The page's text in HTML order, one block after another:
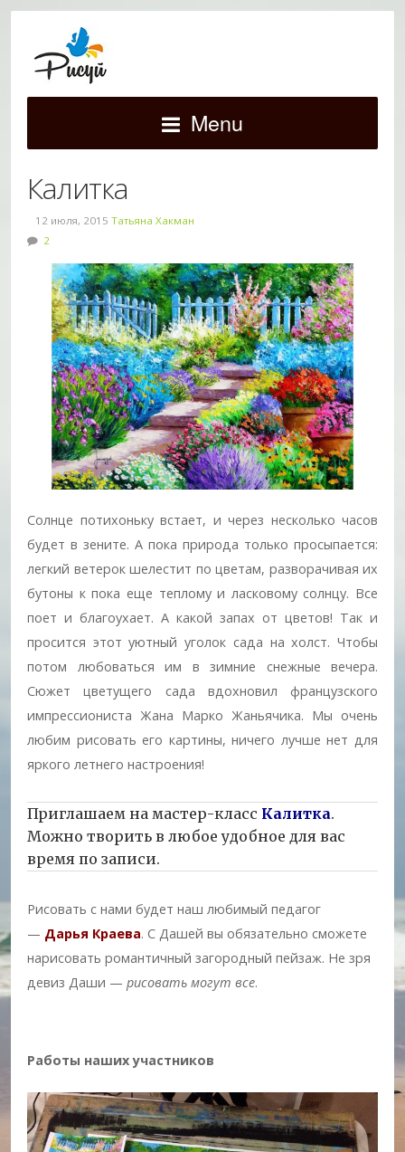
Menu
Калитка
12 июля, 2015 Татьяна Хакман
2
Солнце потихоньку встает, и через несколько часов
будет в зените. А пока природа только просыпается:
легкий ветерок шелестит по цветам, разворачивая их
бутоны к пока еще теплому и ласковому солнцу. Все
поет и благоухает. А какой запах от цветов! Так и
просится этот уютный уголок сада на холст. Чтобы
потом любоваться им в зимние снежные вечера.
Сюжет цветущего сада вдохновил французского
импрессиониста Жана Марко Жаньячика. Мы очень
любим рисовать его картины, ничего лучше нет для
яркого летнего настроения!
Приглашаем на мастер-класс Калитка.
Можно творить в любое удобное для вас
время по записи.
Рисовать с нами будет наш любимый педагог
— Дарья Краева. С Дашей вы обязательно сможете
нарисовать романтичный загородный пейзаж. Не зря
девиз Даши — рисовать могут все.
Работы наших участников